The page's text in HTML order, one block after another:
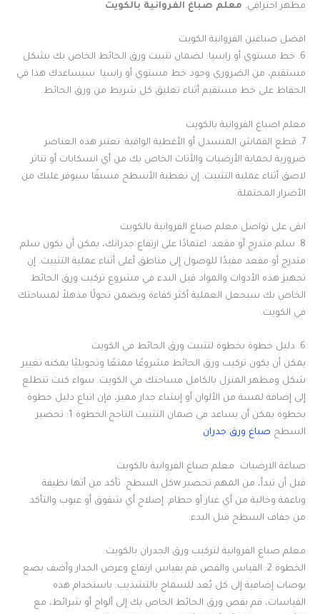
مظهر احترافي. معلم صباغ الفروانية بالكويت
افضل صباغين الفروانية الكويت
6. خط مستوي أو راسيا: لضمان تثبيت ورق الحائط الخاص بك بشكل
مستقيم، من الضروري وجود خط مستوي أو راسيا. سيساعدك هذا في
الحفاظ على خط مستقيم أثناء تعليق كل شريط من ورق الحائط.
معلم اصباغ الفروانية بالكويت
7. قطع القماش المنسدل أو الأغطية الواقية: تعتبر هذه العناصر
ضرورية لحماية الأرضيات والأثاث الخاص بك من أي انسكابات أو تناثر
لاصق أثناء عملية التثبيت. إن تغطية الأسطح مسبقًا سيوفر عليك من
الأضرار المحتملة.
ابقى على تواصل معلم صباغ الفروانية بالكويت
8. سلم متدرج أو مقعد: اعتمادًا على ارتفاع جدرانك، يمكن أن يكون سلم
متدرج أو مقعد مفيدًا للوصول إلى مناطق أعلى أثناء عملية التثبيت. إن
تجهيز هذه الأدوات والمواد قبل البدء في مشروع تركيب ورق الحائط
الخاص بك سيجعل العملية أكثر كفاءة ويضمن تحولًا مذهلاً لمساحتك
في الكويت.
6. دليل خطوة بخطوة لتثبيت ورق الحائط في الكويت
يمكن أن يكون تركيب ورق الحائط مشروعًا ممتعًا وتحويليًا يمكنه تغيير
شكل ومظهر المنزل بالكامل مساحتك في الكويت. سواء كنت تتطلع
إلى إضافة لمسة من الألوان أو إنشاء جدار مميز، فإن اتباع دليل خطوة
بخطوة يمكن أن يساعد في ضمان التثبيت الناجح.الخطوة 1: تحضير
السطح صباغ ورق جدران
صباغة الارضيات معلم صباغ الفروانية بالكويت
قبل أن تبدأ، من المهم تحضير wكل السطح. تأكد من أنها نظيفة
وناعمة وخالية من أي غبار أو حطام. إصلاح أي شقوق أو عيوب والتأكد
من جفاف السطح قبل البدء.
معلم صباغ الفروانية لتركيب ورق الجدران بالكويت
الخطوة 2: القياس والقص قم بقياس ارتفاع وعرض الجدار وأضف بضع
بوصات إضافية إلى كل بُعد للسماح بالتشذيب. باستخدام هذه
القياسات، قم بقص ورق الحائط الخاص بك إلى ألواح أو شرائط، مع